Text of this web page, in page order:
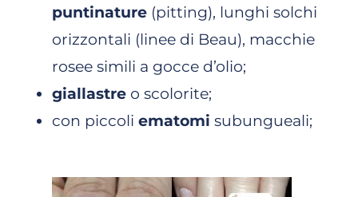
puntinature (pitting), lunghi solchi
orizzontali (linee di Beau), macchie
rosee simili a gocce d’olio;
giallastre o scolorite;
con piccoli ematomi subungueali;